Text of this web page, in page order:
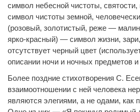
символ небесной чистоты,
символ чистоты земной,
(розовый, золотистый, реже —
ярко-красный) — символ жизни,
отсутствует черный цвет
описании ночи и ночных предметов
Более поздние стихотворения С.
взаимоотношении с ней человека
являются элегиями, а не одами, как